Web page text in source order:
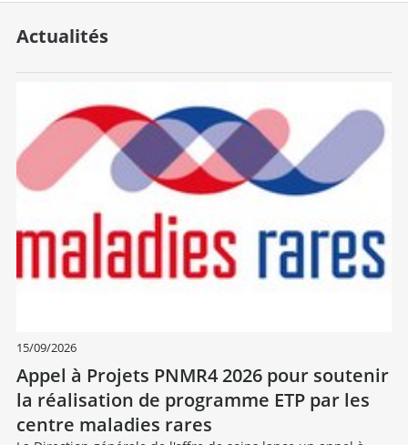
Actualités
15/09/2026
Appel à Projets PNMR4 2026 pour soutenir
la réalisation de programme ETP par les
centre maladies rares